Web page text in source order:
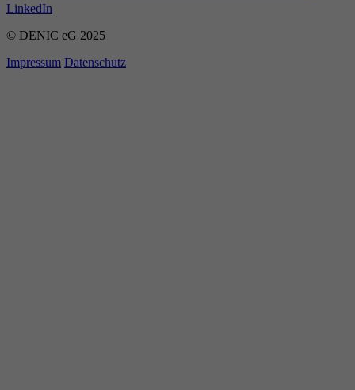
LinkedIn
© DENIC eG 2025
Impressum Datenschutz